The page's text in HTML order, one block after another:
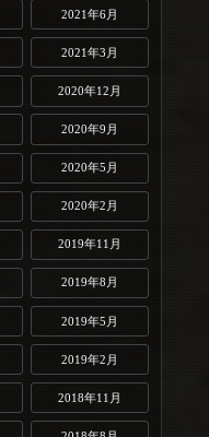
2021年6月
2021年3月
2020年12月
2020年9月
2020年5月
2020年2月
2019年11月
2019年8月
2019年5月
2019年2月
2018年11月